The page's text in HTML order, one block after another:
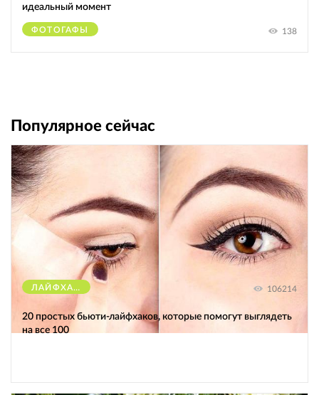
идеальный момент
ФОТОГАФЫ 138
Популярное сейчас
ЛАЙФХАКИ 106214
20 простых бьюти-лайфхаков, которые помогут выглядеть
на все 100